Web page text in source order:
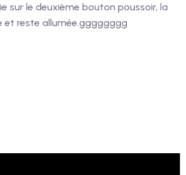
sur le deuxième bouton poussoir, la
et reste allumée.gggggggg